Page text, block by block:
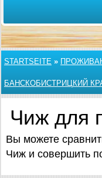
STARTSEITE »
БАНСКОБИСТРИЦКИЙ
Чиж для
Вы можете
Чиж и совершить